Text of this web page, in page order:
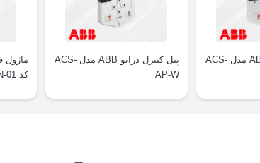
پنل کنترل درایو ABB مدل ACS-
پنل کنترل درایو ABB مدل ACS-
AP-W
کد FEN-01